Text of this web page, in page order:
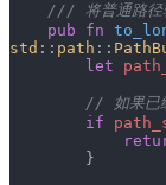
/// 将普通
    pub
fn
std :: path ::
        let
//
        if
        }